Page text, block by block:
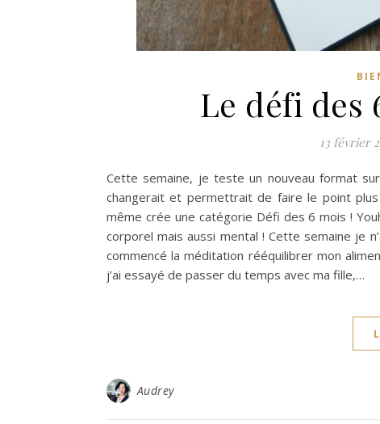
Le défi des
13 février
Cette semaine, je teste un nouveau format
changerait et permettrait de faire le point
même crée une catégorie Défi des 6 mois !
corporel mais aussi mental ! Cette semaine je
commencé la méditation rééquilibrer mon
j’ai essayé de passer du temps avec ma fille,…
Audrey